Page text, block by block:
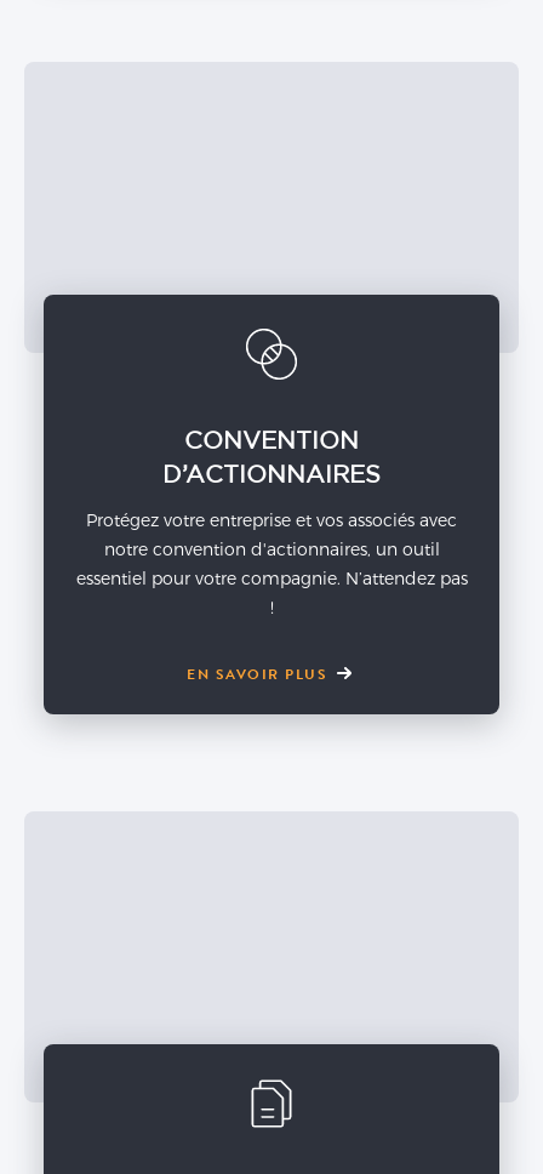
CONVENTION
D’ACTIONNAIRES
Protégez votre entreprise et vos associés avec
notre convention d'actionnaires, un outil
essentiel pour votre compagnie. N’attendez pas
!
EN SAVOIR PLUS